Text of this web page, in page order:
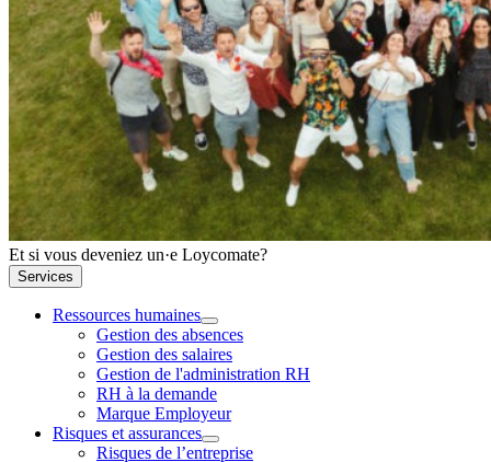
Et si vous deveniez un·e Loycomate?
Services
Ressources humaines
Gestion des absences
Gestion des salaires
Gestion de l'administration RH
RH à la demande
Marque Employeur
Risques et assurances
Risques de l’entreprise